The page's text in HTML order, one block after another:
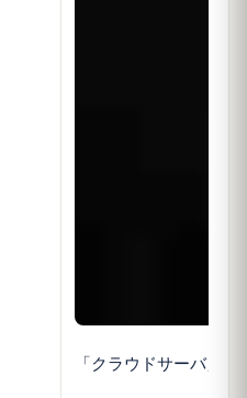
「クラウドサーバ」